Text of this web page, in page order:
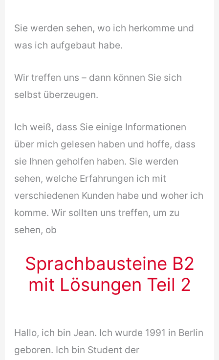
Sie werden sehen, wo ich herkomme und
was ich aufgebaut habe.
Wir treffen uns – dann können Sie sich
selbst überzeugen.
Ich weiß, dass Sie einige Informationen
über mich gelesen haben und hoffe, dass
sie Ihnen geholfen haben. Sie werden
sehen, welche Erfahrungen ich mit
verschiedenen Kunden habe und woher ich
komme. Wir sollten uns treffen, um zu
sehen, ob
Sprachbausteine B2
mit Lösungen Teil 2
Hallo, ich bin Jean. Ich wurde 1991 in Berlin
geboren. Ich bin Student der